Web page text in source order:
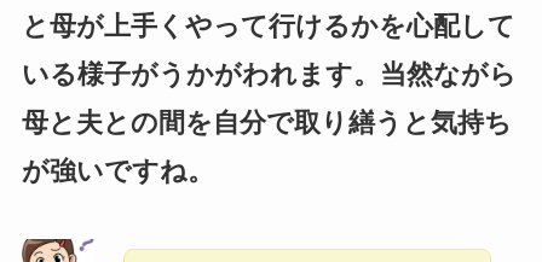
と母が上手くやって行けるかを心配して
いる様子がうかがわれます。当然ながら
母と夫との間を自分で取り繕うと気持ち
が強いですね。